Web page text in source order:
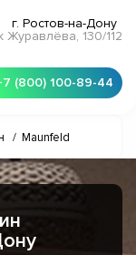
г. Ростов-на-Дону
Журавлёва, 130/112
(800) 100-89-44
/ Maunfeld